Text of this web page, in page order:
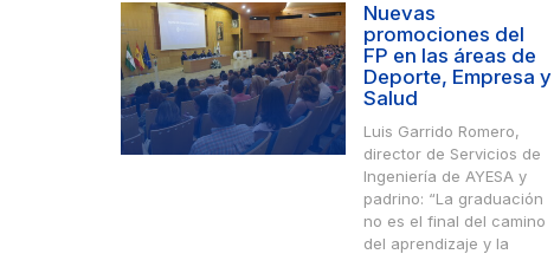
Nuevas
promociones del
FP en las áreas de
Deporte, Empresa y
Salud
Luis Garrido Romero,
director de Servicios de
Ingeniería de AYESA y
padrino: “La graduación
no es el final del camino
del aprendizaje y la